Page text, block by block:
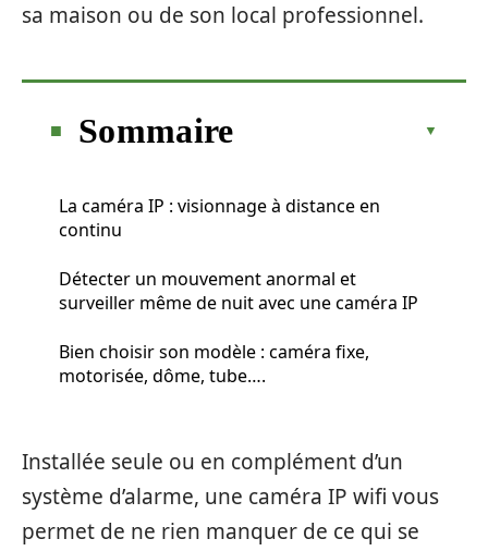
sa maison ou de son local professionnel.
Sommaire
La caméra IP : visionnage à distance en
continu
Détecter un mouvement anormal et
surveiller même de nuit avec une caméra IP
Bien choisir son modèle : caméra fixe,
motorisée, dôme, tube….
Installée seule ou en complément d’un
système d’alarme, une caméra IP wifi vous
permet de ne rien manquer de ce qui se